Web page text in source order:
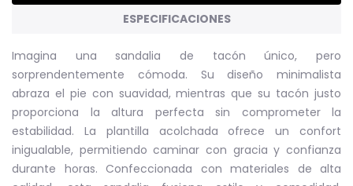
ESPECIFICACIONES
Imagina una sandalia de tacón único, pero
sorprendentemente cómoda. Su diseño minimalista
abraza el pie con suavidad, mientras que su tacón justo
proporciona la altura perfecta sin comprometer la
estabilidad. La plantilla acolchada ofrece un confort
inigualable, permitiendo caminar con gracia y confianza
durante horas. Confeccionada con materiales de alta